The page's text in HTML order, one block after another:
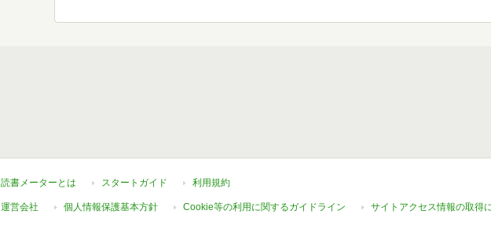
読書メーターとは スタートガイド 利用規約
運営会社 個人情報保護基本方針 Cookie等の利用に関するガイドライン サイトアクセス情報の取得